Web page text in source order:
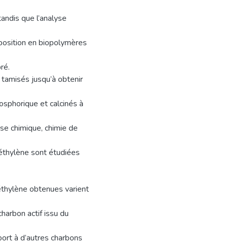
que l’analyse
en biopolymères
jusqu’à obtenir
et calcinés à
chimique, chimie de
sont étudiées
obtenues varient
actif issu du
à d’autres charbons